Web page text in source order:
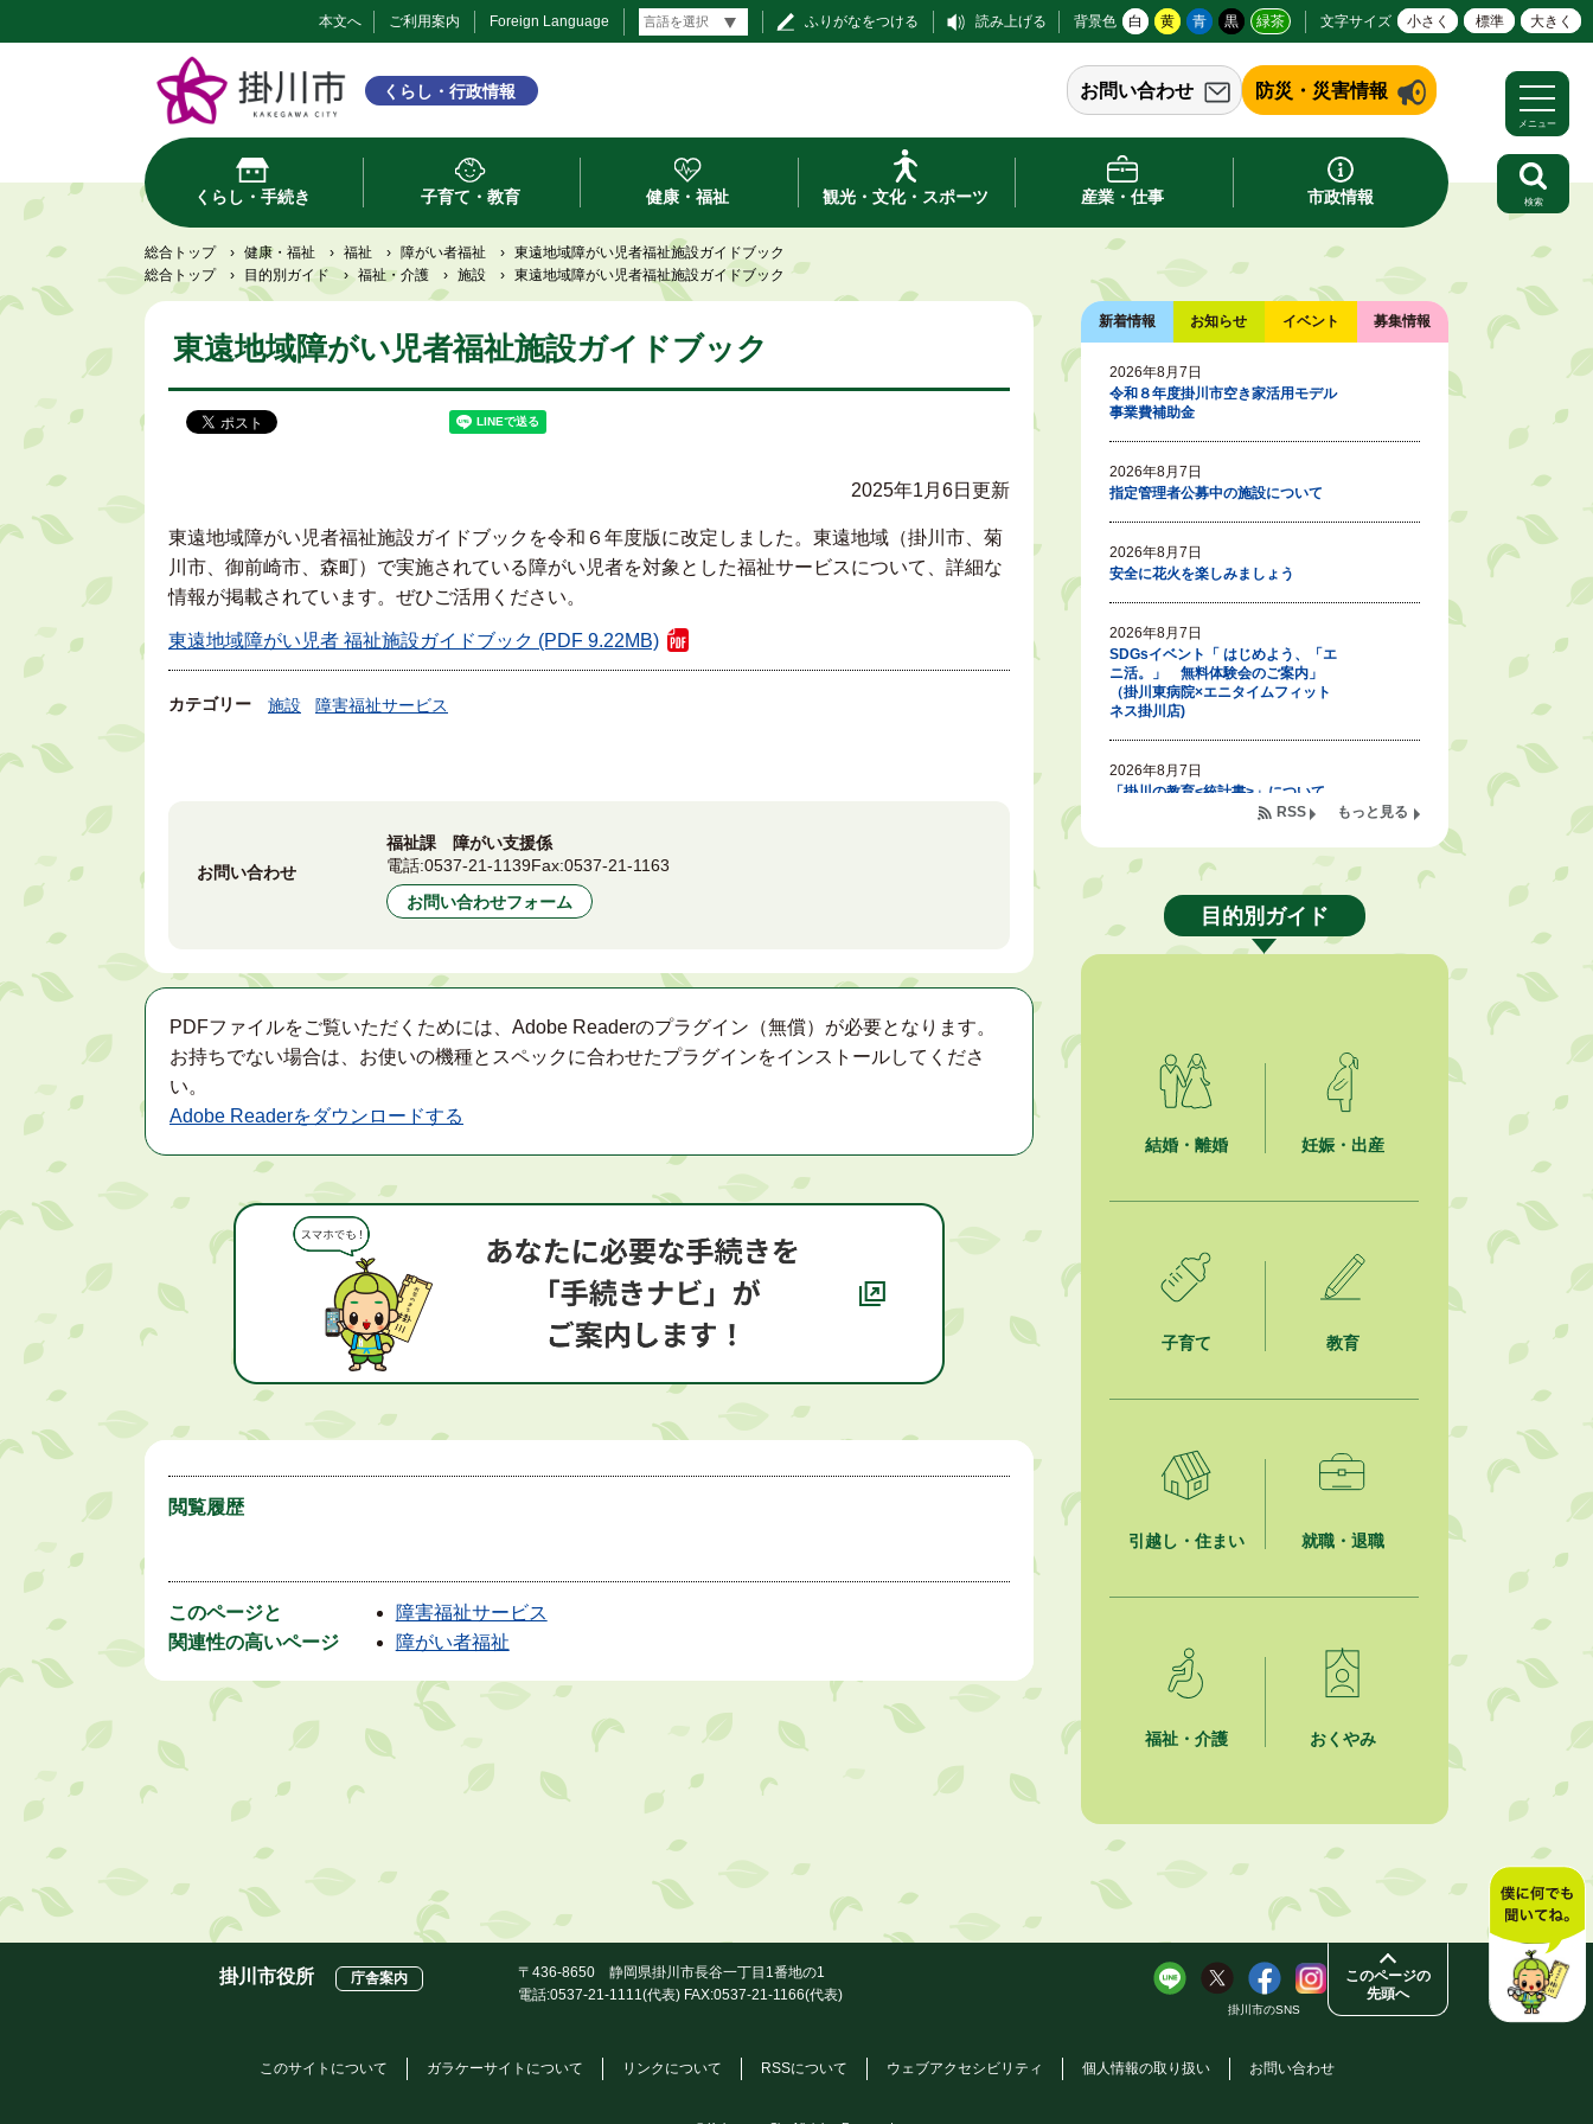
本文へ ご利用案内 Foreign Language ふりがなをつける 読み上げる 背景色 白 黄 青 黒 緑茶 文字サイズ 小さく 標準 大きく
くらし・行政情報 お問い合わせ 防災・災害情報
くらし・手続き 子育て・教育 健康・福祉 観光・文化・スポーツ 産業・仕事 市政情報
メニュー
検索
総合トップ › 健康・福祉 › 福祉 › 障がい者福祉 › 東遠地域障がい児者福祉施設ガイドブック
総合トップ
› 目的別ガイド › 福祉・介護 › 施設 › 東遠地域障がい児者福祉施設ガイドブック
東遠地域障がい児者福祉施設ガイドブック
2025年1月6日更新
東遠地域障がい児者福祉施設ガイドブックを令和６年度版に改定しました。東遠地域（掛川市、菊
川市、御前崎市、森町）で実施されている障がい児者を対象とした福祉サービスについて、詳細な
情報が掲載されています。ぜひご活用ください。
東遠地域障がい児者 福祉施設ガイドブック (PDF 9.22MB)
カテゴリー 施設 障害福祉サービス
お問い合わせ
福祉課 障がい支援係
電話:0537-21-1139Fax:0537-21-1163
お問い合わせフォーム
PDFファイルをご覧いただくためには、Adobe Readerのプラグイン（無償）が必要となります。
お持ちでない場合は、お使いの機種とスペックに合わせたプラグインをインストールしてくださ
い。
Adobe Readerをダウンロードする
閲覧履歴
このページと
関連性の高いページ
障害福祉サービス
障がい者福祉
新着情報 お知らせ イベント 募集情報
2026年8月7日
令和８年度掛川市空き家活用モデル
事業費補助金
2026年8月7日
指定管理者公募中の施設について
2026年8月7日
安全に花火を楽しみましょう
2026年8月7日
SDGsイベント「 はじめよう、「エ
ニ活。」 無料体験会のご案内」
（掛川東病院×エニタイムフィット
ネス掛川店)
2026年8月7日
「掛川の教育<統計書>」について
2026年8月6日
令和８年度公民館等（大東北公民
館、大須賀中央公民館）講座のお知
2026年8月6日
就職・転職相談会のご案内
2026年8月6日
2026年8月5日
ジュビロ磐田（情報提供・お知ら
2026年8月5日
2026年8月4日
【日本DX大賞2026】ポスターセッ
ション最優秀賞を受賞しました！
2026年8月4日
2026年8月4日
夏季休暇期間 開業医等診療予定
2026年8月3日
「水道カルテ」の公表について
税制）のお願い
2026年8月3日
【参加者募集】プロ棋士から学ぼ
もっと見る
RSS
目的別ガイド
結婚・離婚 妊娠・出産
子育て 教育
引越し・住まい 就職・退職
福祉・介護 おくやみ
このページの
先頭へ
掛川市役所 庁舎案内
〒436-8650 静岡県掛川市長谷一丁目1番地の1
電話:0537-21-1111(代表) FAX:0537-21-1166(代表)
掛川市のSNS
このサイトについて ガラケーサイトについて リンクについて RSSについて ウェブアクセシビリティ 個人情報の取り扱い お問い合わせ